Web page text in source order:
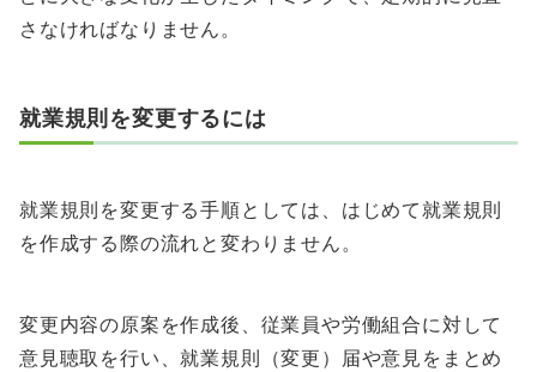
さなければなりません。
就業規則を変更するには
就業規則を変更する手順としては、はじめて就業規則
を作成する際の流れと変わりません。
変更内容の原案を作成後、従業員や労働組合に対して
意見聴取を行い、就業規則（変更）届や意見をまとめ